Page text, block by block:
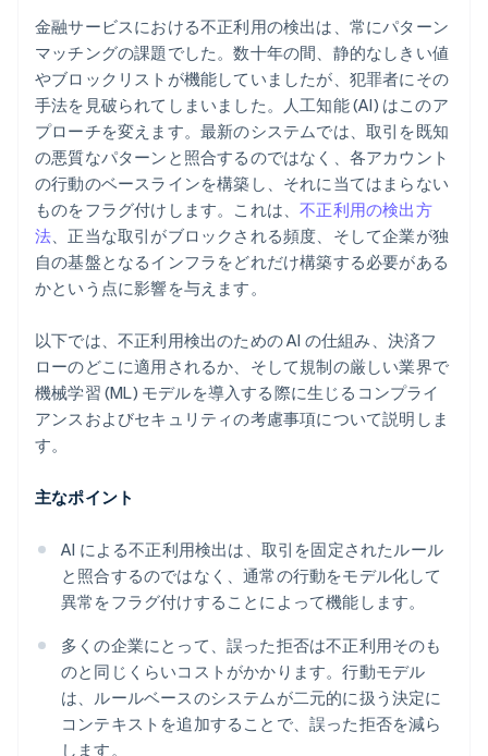
金融サービスにおける不正利用の検出は、常にパターン
マッチングの課題でした。数十年の間、静的なしきい値
やブロックリストが機能していましたが、犯罪者にその
手法を見破られてしまいました。人工知能 (AI) はこのア
プローチを変えます。最新のシステムでは、取引を既知
の悪質なパターンと照合するのではなく、各アカウント
の行動のベースラインを構築し、それに当てはまらない
ものをフラグ付けします。これは、不正利用の検出方
法、正当な取引がブロックされる頻度、そして企業が独
自の基盤となるインフラをどれだけ構築する必要がある
かという点に影響を与えます。
以下では、不正利用検出のための AI の仕組み、決済フ
ローのどこに適用されるか、そして規制の厳しい業界で
機械学習 (ML) モデルを導入する際に生じるコンプライ
アンスおよびセキュリティの考慮事項について説明しま
す。
主なポイント
AI による不正利用検出は、取引を固定されたルール
と照合するのではなく、通常の行動をモデル化して
異常をフラグ付けすることによって機能します。
多くの企業にとって、誤った拒否は不正利用そのも
のと同じくらいコストがかかります。行動モデル
は、ルールベースのシステムが二元的に扱う決定に
コンテキストを追加することで、誤った拒否を減ら
します。